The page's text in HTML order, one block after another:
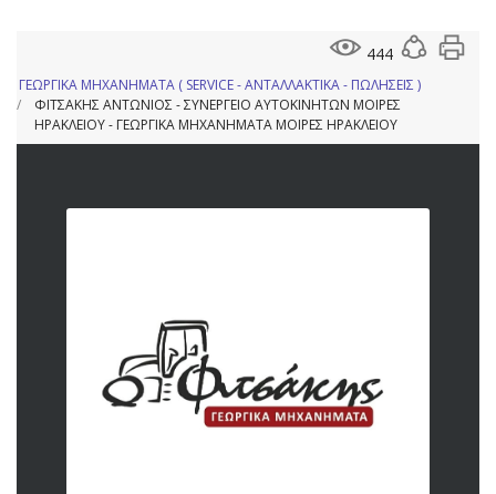
444
ΓΕΩΡΓΙΚΑ ΜΗΧΑΝΗΜΑΤΑ ( SERVICE - ΑΝΤΑΛΛΑΚΤΙΚΑ - ΠΩΛΗΣΕΙΣ )
ΦΙΤΣΑΚΗΣ ΑΝΤΩΝΙΟΣ - ΣΥΝΕΡΓΕΙΟ ΑΥΤΟΚΙΝΗΤΩΝ ΜΟΙΡΕΣ
ΗΡΑΚΛΕΙΟΥ - ΓΕΩΡΓΙΚΑ ΜΗΧΑΝΗΜΑΤΑ ΜΟΙΡΕΣ ΗΡΑΚΛΕΙΟΥ